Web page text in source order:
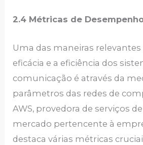
2.4 Métricas de
Uma das maneiras relevantes
eficácia e a eficiência dos
comunicação é através da
parâmetros das redes de
AWS, provedora de serviços
mercado pertencente à
destaca várias métricas